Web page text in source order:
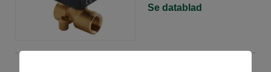
Se datablad